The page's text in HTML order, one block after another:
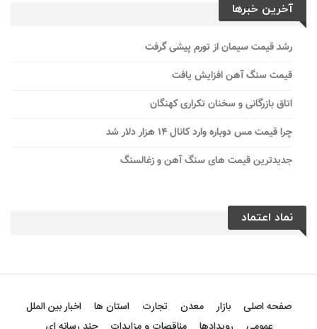
آخرین خبرها
رشد قیمت سیمان از تورم پیشی گرفت
قیمت سنگ آهن افزایش یافت
اتاق بازرگانی و سخنان تکراری کهنگان
چرا قیمت مس دوباره وارد کانال ۱۴ هزار دلار شد
جدیدترین قیمت های سنگ آهن و زغالسنگ
نماد اعتماد
صفحه اصلی بازار معدن تجارت استان ها
اخبار بین الملل